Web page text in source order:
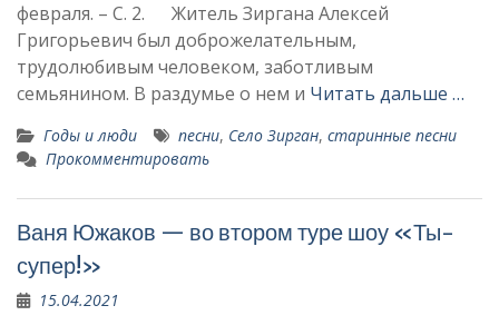
февраля. – С. 2. Житель Зиргана Алексей
Григорьевич был доброжелательным,
трудолюбивым человеком, за­ботливым
семьянином. В раздумье о нем и Читать дальше …
Годы и люди песни, Село Зирган, старинные песни
Прокомментировать
Ваня Южаков — во втором туре шоу «Ты-
супер!»
15.04.2021